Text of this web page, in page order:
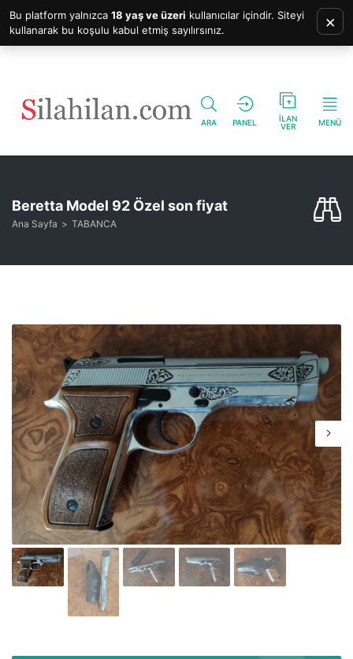
ARA PANEL
İLAN
VER
MENÜ
Beretta Model 92 Özel son fiyat
Ana Sayfa TABANCA
Bu platform yalnızca 18 yaş ve üzeri kullanıcılar içindir. Siteyi
kullanarak bu koşulu kabul etmiş sayılırsınız.
×